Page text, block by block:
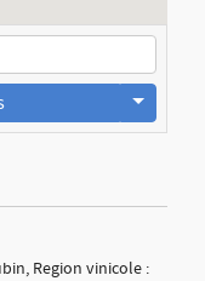
Region vinicole :